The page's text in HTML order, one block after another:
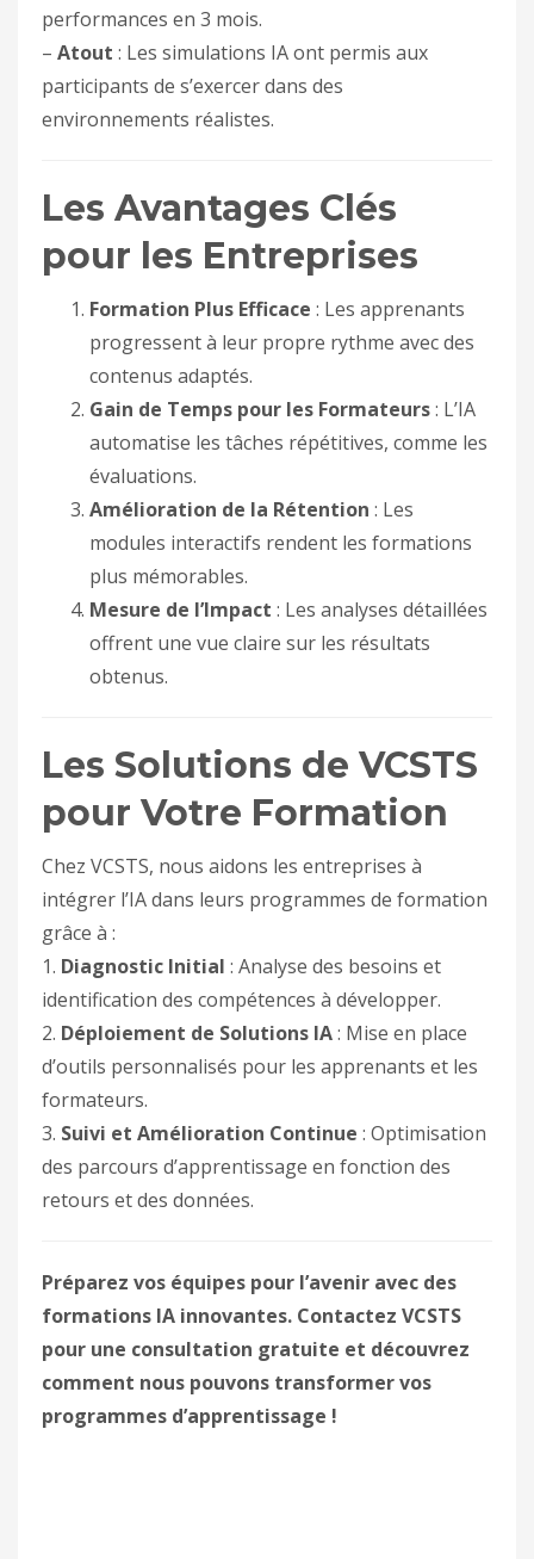
performances en 3 mois.
– Atout : Les simulations IA ont permis aux
participants de s’exercer dans des
environnements réalistes.
Les Avantages Clés
pour les Entreprises
Formation Plus Efficace : Les apprenants
progressent à leur propre rythme avec des
contenus adaptés.
Gain de Temps pour les Formateurs: L’IA
automatise les tâches répétitives, comme les
évaluations.
Amélioration de la Rétention : Les
modules interactifs rendent les formations
plus mémorables.
Mesure de l’Impact : Les analyses détaillées
offrent une vue claire sur les résultats
obtenus.
Les Solutions de VCSTS
pour Votre Formation
Chez VCSTS, nous aidons les entreprises à
intégrer l’IA dans leurs programmes de formation
grâce à :
1. Diagnostic Initial : Analyse des besoins et
identification des compétences à développer.
2. Déploiement de Solutions IA: Mise en place
d’outils personnalisés pour les apprenants et les
formateurs.
3. Suivi et Amélioration Continue : Optimisation
des parcours d’apprentissage en fonction des
retours et des données.
Préparez vos équipes pour l’avenir avec des
formations IA innovantes. Contactez VCSTS
pour une consultation gratuite et découvrez
comment nous pouvons transformer vos
programmes d’apprentissage !